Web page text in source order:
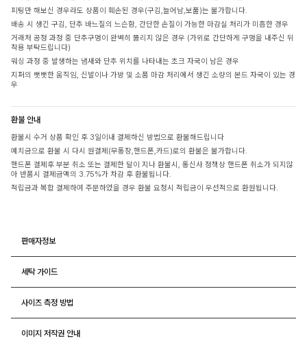
피팅만 해보신 경우라도 상품이 훼손된 경우(구김,늘어남,보풀)는 불가합니다.
배송 시 생긴 구김, 단추 바느질의 느슨함, 간단한 손질이 가능한 마감실 처리가 미흡한 경우
거래처 공정 과정 중 단추구멍이 완벽히 뚫리지 않은 경우 (가위로 간단하게 구멍을 내주신 뒤
착용 부탁드립니다)
워싱 과정 중 발생하는 냄새와 단추 위치를 나타내는 초크 자국이 남은 경우
지퍼의 뻣뻣한 움직임, 신발이나 가방 및 소품 마감 처리에서 생긴 소량의 본드 자국이 있는 경
우
환불 안내
환불시 수거 상품 확인 후 3일이내 결제하신 방법으로 환불해드립니다
예치금으로 환불 시 다시 원결제(무통장,핸드폰,카드)로의 환불은 불가합니다.
핸드폰 결제후 부분 취소 또는 결제한 달이 지나 환불시, 통신사 정책상 핸드폰 취소가 되지않
아 반품시 결제금액의 3.75%가 차감 후 환불됩니다.
적립금과 복합 결제하여 주문하였을 경우 환불 요청시 적립금이 우선적으로 환원됩니다.
판매자정보
세탁 가이드
사이즈 측정 방법
이미지 저작권 안내